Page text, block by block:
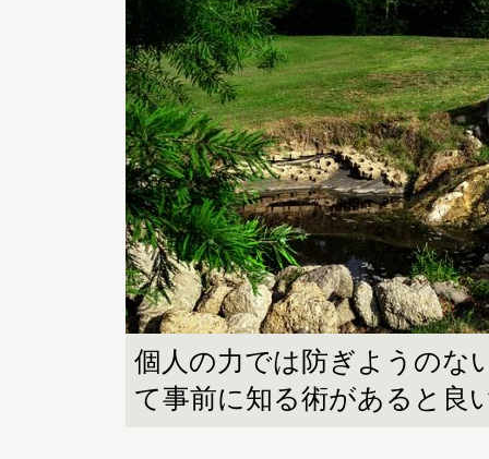
個人の力では防ぎようのな
て事前に知る術があると